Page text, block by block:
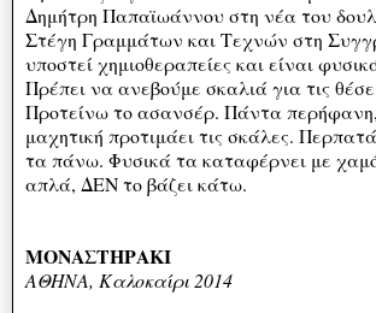
Δημήτρη Παπαϊωάννου στη νέα του
Στέγη Γραμμάτων και Τεχνών στη
υποστεί χημιοθεραπείες και είναι
Πρέπει να ανεβούμε σκαλιά για τις
Προτείνω το ασανσέρ. Πάντα
μαχητική προτιμάει τις σκάλες.
τα πάνω. Φυσικά τα καταφέρνει με
απλά, ΔΕΝ το βάζει κάτω.
ΜΟΝΑΣΤΗΡΑΚΙ
ΑΘΗΝΑ, Καλοκαίρι 2014